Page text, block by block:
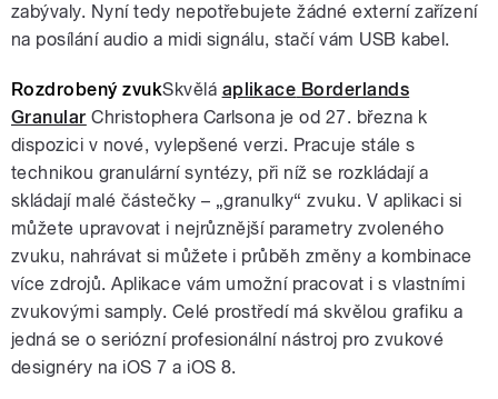
zabývaly. Nyní tedy nepotřebujete žádné externí zařízení
na posílání audio a midi signálu, stačí vám USB kabel.
Rozdrobený zvukSkvělá aplikace Borderlands
Granular Christophera Carlsona je od 27. března k
dispozici v nové, vylepšené verzi. Pracuje stále s
technikou granulární syntézy, při níž se rozkládají a
skládají malé částečky – „granulky“ zvuku. V aplikaci si
můžete upravovat i nejrůznější parametry zvoleného
zvuku, nahrávat si můžete i průběh změny a kombinace
více zdrojů. Aplikace vám umožní pracovat i s vlastními
zvukovými samply. Celé prostředí má skvělou grafiku a
jedná se o seriózní profesionální nástroj pro zvukové
designéry na iOS 7 a iOS 8.